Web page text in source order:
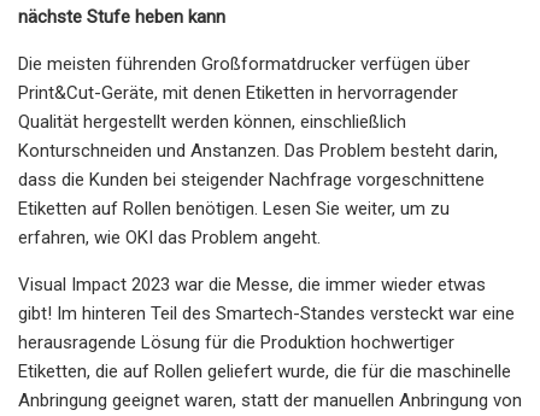
nächste Stufe heben kann
Die meisten führenden Großformatdrucker verfügen über
Print&Cut-Geräte, mit denen Etiketten in hervorragender
Qualität hergestellt werden können, einschließlich
Konturschneiden und Anstanzen. Das Problem besteht darin,
dass die Kunden bei steigender Nachfrage vorgeschnittene
Etiketten auf Rollen benötigen. Lesen Sie weiter, um zu
erfahren, wie OKI das Problem angeht.
Visual Impact 2023 war die Messe, die immer wieder etwas
gibt! Im hinteren Teil des Smartech-Standes versteckt war eine
herausragende Lösung für die Produktion hochwertiger
Etiketten, die auf Rollen geliefert wurde, die für die maschinelle
Anbringung geeignet waren, statt der manuellen Anbringung von